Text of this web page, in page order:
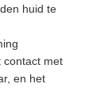
huid te
contact met
en het